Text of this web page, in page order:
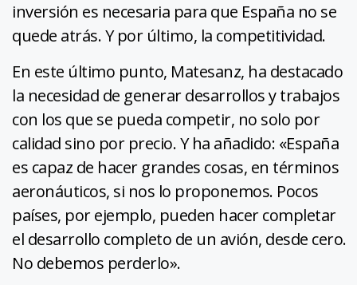
inversión es necesaria para que España no se
quede atrás. Y por último, la competitividad.
En este último punto, Matesanz, ha destacado
la necesidad de generar desarrollos y trabajos
con los que se pueda competir, no solo por
calidad sino por precio. Y ha añadido: «España
es capaz de hacer grandes cosas, en términos
aeronáuticos, si nos lo proponemos. Pocos
países, por ejemplo, pueden hacer completar
el desarrollo completo de un avión, desde cero.
No debemos perderlo».